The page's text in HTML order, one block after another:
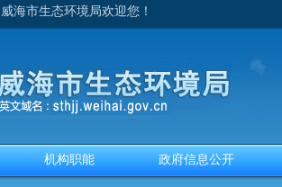
威海市生态环境局欢迎您！
机构职能 政府信息公开